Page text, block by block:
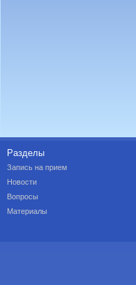
Разделы
Запись на прием
Новости
Вопросы
Материалы